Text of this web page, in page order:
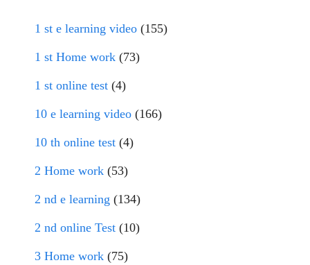
1 st e learning video (155)
1 st Home work (73)
1 st online test (4)
10 e learning video (166)
10 th online test (4)
2 Home work (53)
2 nd e learning (134)
2 nd online Test (10)
3 Home work (75)